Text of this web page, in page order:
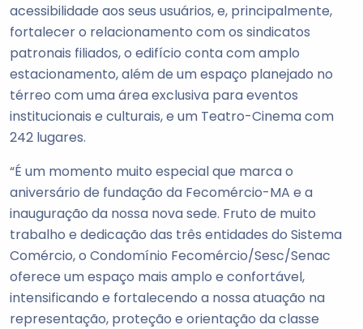
acessibilidade aos seus usuários, e, principalmente,
fortalecer o relacionamento com os sindicatos
patronais filiados, o edifício conta com amplo
estacionamento, além de um espaço planejado no
térreo com uma área exclusiva para eventos
institucionais e culturais, e um Teatro-Cinema com
242 lugares.
“É um momento muito especial que marca o
aniversário de fundação da Fecomércio-MA e a
inauguração da nossa nova sede. Fruto de muito
trabalho e dedicação das três entidades do Sistema
Comércio, o Condomínio Fecomércio/Sesc/Senac
oferece um espaço mais amplo e confortável,
intensificando e fortalecendo a nossa atuação na
representação, proteção e orientação da classe